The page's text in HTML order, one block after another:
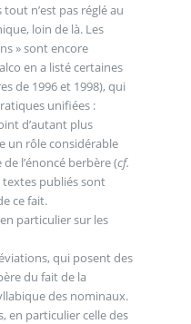
n’est pas réglé au
loin de là. Les
» sont encore
en a listé certaines
de 1996 et 1998), qui
unifiées :
d’autant plus
un rôle considérable
l’énoncé berbère (cf.
textes publiés sont
ce fait.
particulier sur les
du fait de la
des nominaux.